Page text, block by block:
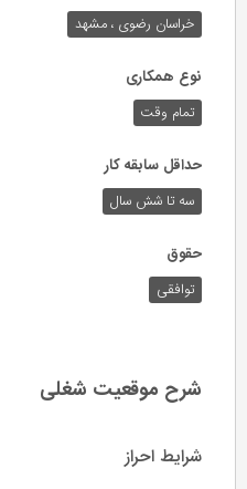
خراسان رضوی ، مشهد
نوع همکاری
تمام وقت
حداقل سابقه کار
سه تا شش سال
حقوق
توافقی
شرح موقعیت شغلی
شرایط احراز